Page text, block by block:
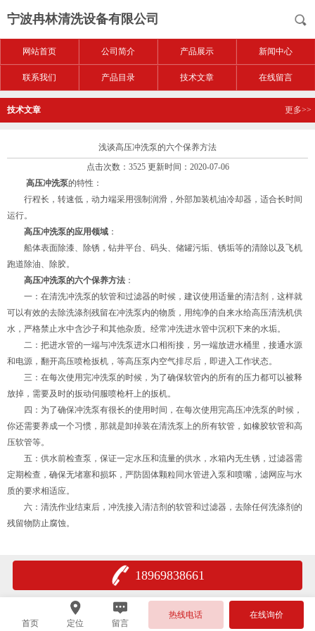
宁波冉林清洗设备有限公司
网站首页 公司简介 产品展示 新闻中心
联系我们 产品目录 技术文章 在线留言
技术文章 更多>>
浅谈高压冲洗泵的六个保养方法
点击次数：3525 更新时间：2020-07-06
高压冲洗泵的特性：
行程长，转速低，动力端采用强制润滑，外部加装机油冷却器，适合长时间
运行。
高压冲洗泵的应用领域 ：
船体表面除漆、除锈，钻井平台、码头、储罐污垢、锈垢等的清除以及飞机
跑道除油、除胶。
高压冲洗泵的六个保养方法 ：
一：在清洗冲洗泵的软管和过滤器的时候，建议使用适量的清洁剂，这样就
可以有效的去除洗涤剂残留在冲洗泵内的物质，用纯净的自来水给高压清洗机供
水，严格禁止水中含沙子和其他杂质。经常冲洗进水管中沉积下来的水垢。
二：把进水管的一端与冲洗泵进水口相衔接，另一端放进水桶里，接通水源
和电源，翻开高压喷枪扳机，等高压泵内空气排尽后，即进入工作状态。
三：在每次使用完冲洗泵的时候，为了确保软管内的所有的压力都可以被释
放掉，需要及时的扳动伺服喷枪杆上的扳机。
四：为了确保冲洗泵有很长的使用时间，在每次使用完高压冲洗泵的时候，
你还需要养成一个习惯，那就是卸掉装在清洗泵上的所有软管，如橡胶软管和高
压软管等。
五：供水前检查泵，保证一定水压和流量的供水，水箱内无生锈，过滤器需
定期检查，确保无堵塞和损坏，严防固体颗粒同水管进入泵和喷嘴，滤网应与水
质的要求相适应。
六：清洗作业结束后，冲洗接入清洁剂的软管和过滤器，去除任何洗涤剂的
残留物防止腐蚀。
18969838661
首页 定位 留言
热线电话 在线询价